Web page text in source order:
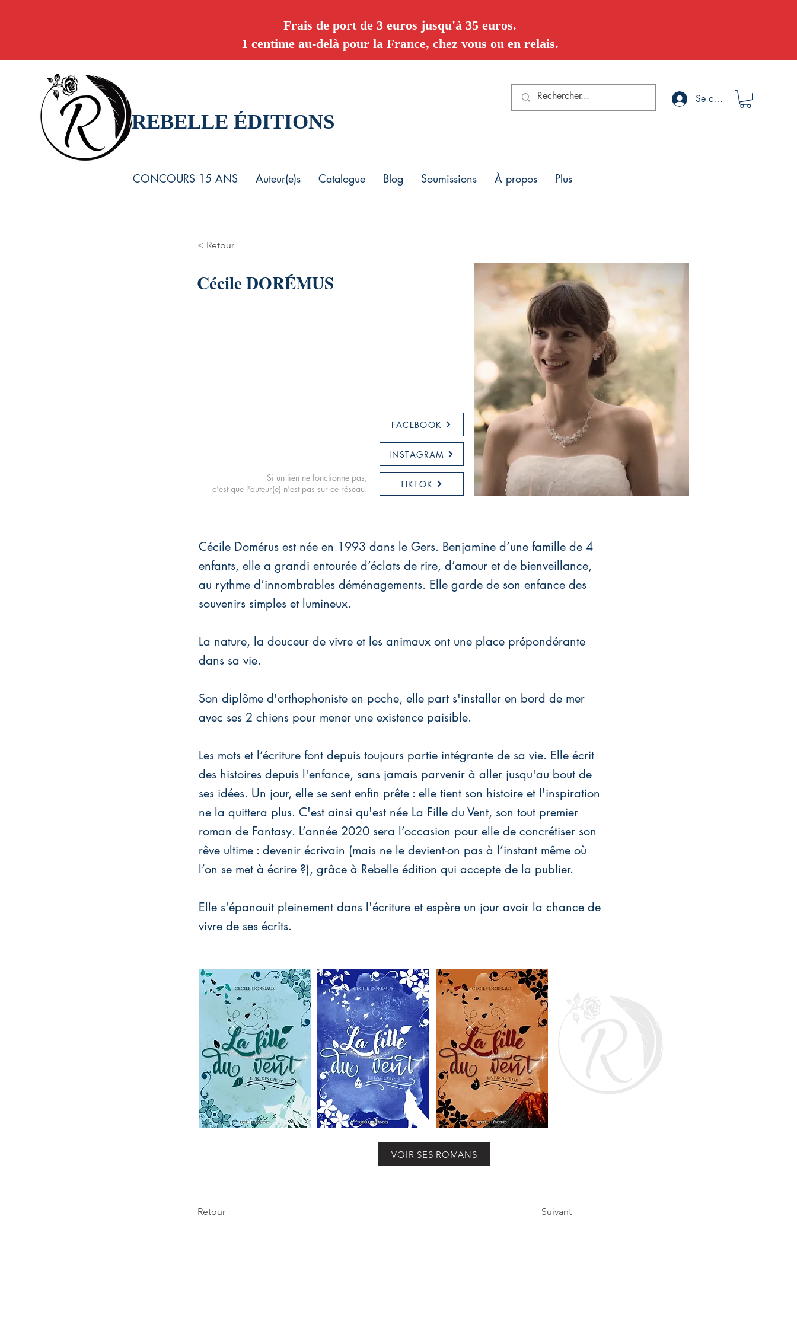
Frais de port de 3 euros jusqu'à 35 euros.
1 centime au-delà pour la France, chez vous ou en relais.
Se connecter
REBELLE ÉDITIONS
CONCOURS 15 ANS Auteur(e)s Catalogue Blog Soumissions À propos Plus
< Retour
Cécile DORÉMUS
TIKTOK
INSTAGRAM
FACEBOOK
Si un lien ne fonctionne pas,
c'est que l'auteur(e) n'est pas sur ce réseau.
Cécile Domérus est née en 1993 dans le Gers. Benjamine d’une famille de 4
enfants, elle a grandi entourée d’éclats de rire, d’amour et de bienveillance,
au rythme d’innombrables déménagements. Elle garde de son enfance des
souvenirs simples et lumineux.
La nature, la douceur de vivre et les animaux ont une place prépondérante
dans sa vie.
Son diplôme d'orthophoniste en poche, elle part s'installer en bord de mer
avec ses 2 chiens pour mener une existence paisible.
Les mots et l’écriture font depuis toujours partie intégrante de sa vie. Elle écrit
des histoires depuis l'enfance, sans jamais parvenir à aller jusqu'au bout de
ses idées. Un jour, elle se sent enfin prête : elle tient son histoire et l'inspiration
ne la quittera plus. C'est ainsi qu'est née La Fille du Vent, son tout premier
roman de Fantasy. L’année 2020 sera l’occasion pour elle de concrétiser son
rêve ultime : devenir écrivain (mais ne le devient-on pas à l’instant même où
l’on se met à écrire ?), grâce à Rebelle édition qui accepte de la publier.
Elle s'épanouit pleinement dans l'écriture et espère un jour avoir la chance de
vivre de ses écrits.
VOIR SES ROMANS
Retour Suivant